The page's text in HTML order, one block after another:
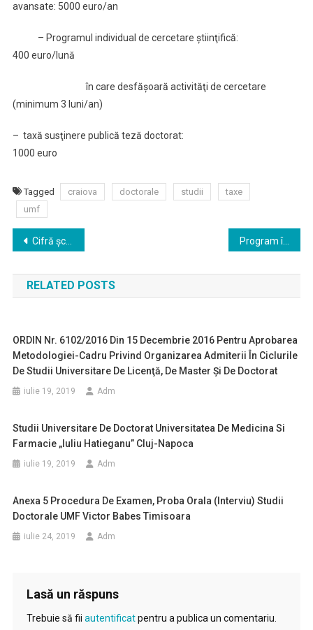
avansate: 5000 euro/an
– Programul individual de cercetare ştiinţifică:
400 euro/lună
în care desfăşoară activităţi de cercetare
(minimum 3 luni/an)
– taxă susţinere publică teză doctorat:
1000 euro
Tagged craiova doctorale studii
taxe
umf
Navigare
în
articole
Cifră şcolarizare an universitar 2019 – 2020 studii doctorale UMF Craiova Program înscrieri studii doctorale UMF Craiova
RELATED POSTS
ORDIN Nr. 6102/2016 Din 15 Decembrie 2016 Pentru Aprobarea
Metodologiei-Cadru Privind Organizarea Admiterii În Ciclurile
De Studii Universitare De Licenţă, De Master Şi De Doctorat
iulie 19, 2019 Adm
Studii Universitare De Doctorat Universitatea De Medicina Si
Farmacie „Iuliu Hatieganu” Cluj-Napoca
iulie 19, 2019 Adm
Anexa 5 Procedura De Examen, Proba Orala (interviu) Studii
Doctorale UMF Victor Babes Timisoara
iulie 24, 2019 Adm
Lasă un răspuns
Trebuie să fii autentificatpentru a publica un comentariu.